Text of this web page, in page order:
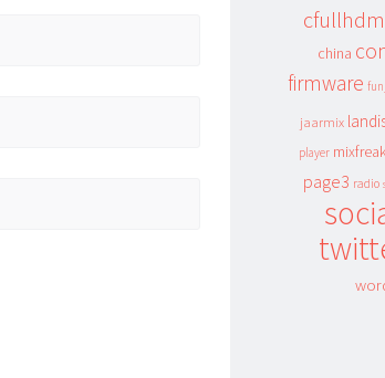
china
firmware
jaarmix
player
page3 radio